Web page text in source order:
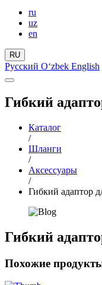
ru
uz
en
RU
Русский Oʻzbek English
Гибкий
Каталог
/
Шланги
/
Аксессуары
/
Гибкий адаптор
Гибкий
Похожие